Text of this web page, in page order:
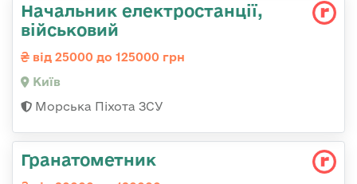
Начальник електpостанції,
військовий
від 25000 до 125000 грн
Київ
Морська Піхота ЗСУ
Гранатометник